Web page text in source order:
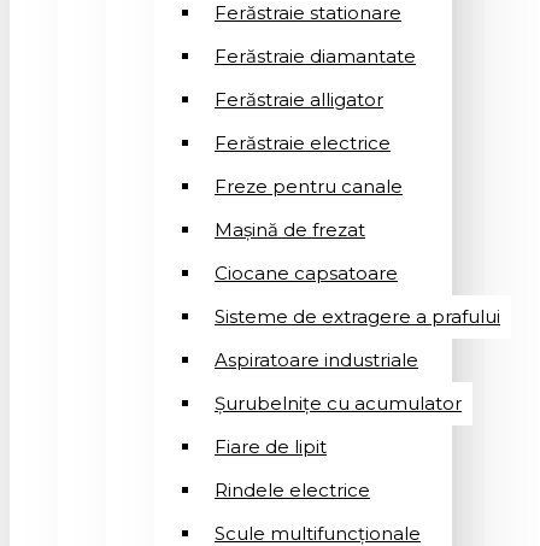
Ferăstraie stationare
Ferăstraie diamantate
Ferăstraie alligator
Ferăstraie electrice
Freze pentru canale
Mașină de frezat
Ciocane capsatoare
Sisteme de extragere a prafului
Aspiratoare industriale
Șurubelnițe cu acumulator
Fiare de lipit
Rindele electrice
Scule multifuncționale